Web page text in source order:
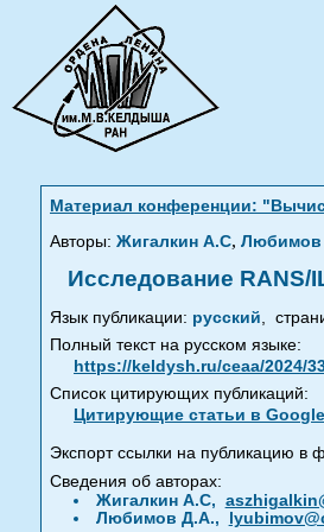
Материал конференции:
Авторы: Жигалкин А.С, Любимов
Исследование RANS/
Язык публикации: русский,
Полный текст на русском языке:
https://keldysh.ru/ceaa/2024/
Список цитирующих публикаций:
Цитирующие статьи в
Экспорт ссылки на публикацию в
Сведения об авторах:
Жигалкин А.С,
Любимов Д.А.,